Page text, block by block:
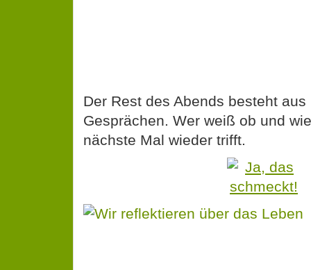
Der Rest des Abends besteht
Gesprächen. Wer weiß ob und
nächste Mal wieder trifft.